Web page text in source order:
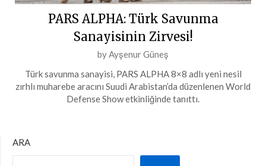
PARS ALPHA: Türk Savunma
Sanayisinin Zirvesi!
Posted
on
4
Şubat
byAyşenur Güneş
Türk savunma sanayisi, PARS ALPHA 8×8 adlı yeni nesil
zırhlı muharebe aracını Suudi Arabistan’da düzenlenen World
Defense Show etkinliğinde tanıttı.
ARA